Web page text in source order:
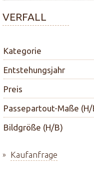
VERFALL
Kategorie
Entstehungsjahr
Preis
Passepartout-Maße (H/
Bildgröße (H/B)
Kaufanfrage